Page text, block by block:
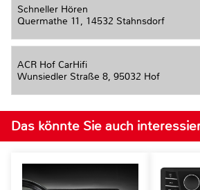
Schneller Hören
Quermathe 11, 14532 Stahnsdorf
ACR Hof CarHifi
Wunsiedler Straße 8, 95032 Hof
Das könnte Sie auch